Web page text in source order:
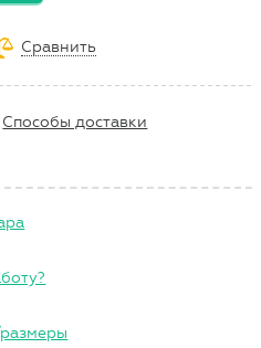
Сравнить
Способы доставки